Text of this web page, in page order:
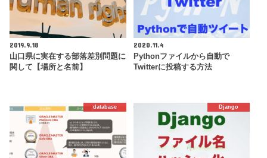
2019.9.18
山口県に実在する部落差別問題に
関して【場所と名前】
2020.11.4
Pythonファイルから自動で
Twitterに投稿する方法
database Django